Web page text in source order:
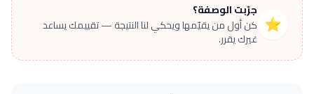
⭐
جرّبت الوصفة؟
كن أول من يقيّمها ويحكي لنا النتيجة — تقييمك يساعد
غيرك يقرر.